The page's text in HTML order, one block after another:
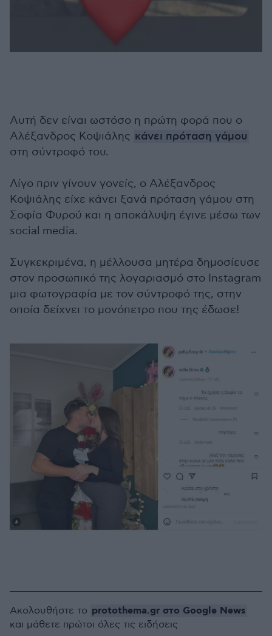
Αυτή δεν είναι ωστόσο η πρώτη φορά που ο
Αλέξανδρος Κοψιάλης κάνει πρόταση γάμου
στη σύντροφό του.
Λίγο πριν γίνουν γονείς, ο Αλέξανδρος
Κοψιάλης είχε κάνει ξανά πρόταση γάμου στη
Σοφία Φυρού και η αποκάλυψη έγινε μέσω των
social media.
Συγκεκριμένα, η μέλλουσα μητέρα δημοσίευσε
στον προσωπικό της λογαριασμό στο Instagram
μια φωτογραφία με τον σύντροφό της, στην
οποία δείχνει το μονόπετρο που της έδωσε!
Ακολουθήστε το protothema.gr στο Google News
και μάθετε πρώτοι όλες τις ειδήσεις